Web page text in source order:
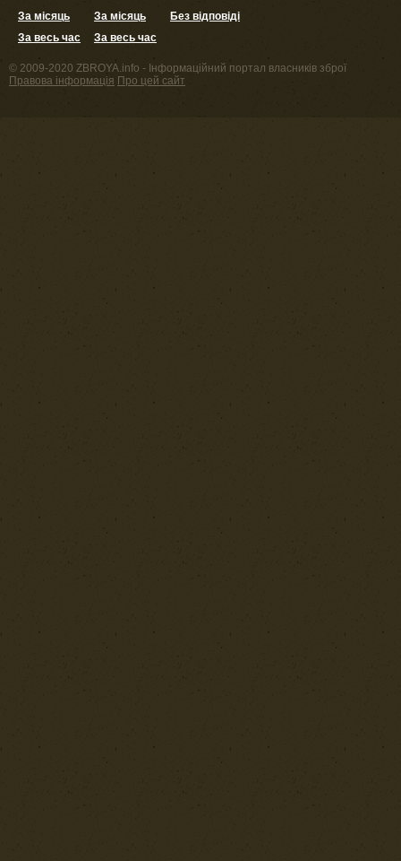
За місяць
За весь час
За місяць
За весь час
Без відповіді
© 2009-2020 ZBROYA.info - Інформаційний портал власників зброї
Правова інформація Про цей сайт